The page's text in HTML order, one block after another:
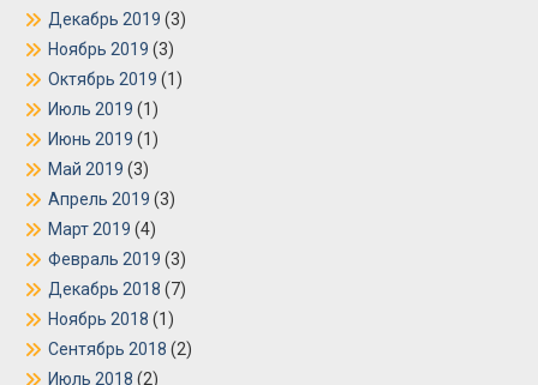
Декабрь 2019 (3)
Ноябрь 2019 (3)
Октябрь 2019 (1)
Июль 2019 (1)
Июнь 2019 (1)
Май 2019 (3)
Апрель 2019 (3)
Март 2019 (4)
Февраль 2019 (3)
Декабрь 2018 (7)
Ноябрь 2018 (1)
Сентябрь 2018 (2)
Июль 2018 (2)